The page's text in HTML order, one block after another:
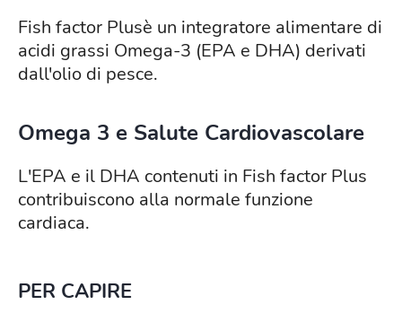
Fish factor Plusè un integratore alimentare di
acidi grassi Omega-3 (EPA e DHA) derivati
dall'olio di pesce.
Omega 3 e Salute Cardiovascolare
L'EPA e il DHA contenuti in Fish factor Plus
contribuiscono alla normale funzione
cardiaca.
PER CAPIRE